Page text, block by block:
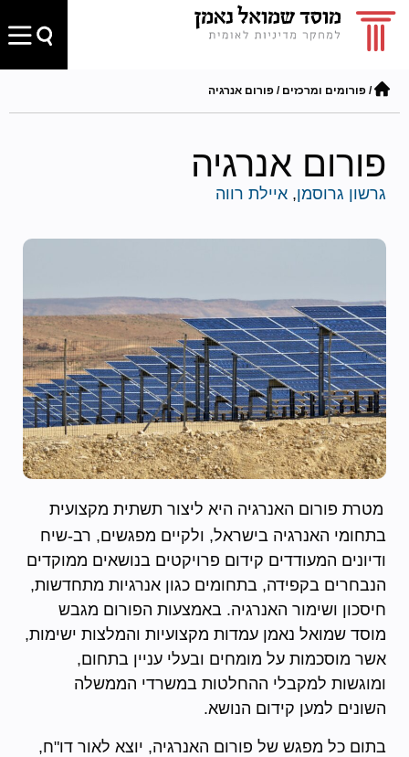
/ פורומים ומרכזים / פורום אנרגיה
פורום אנרגיה
גרשון גרוסמן, איילת רווה
מטרת פורום האנרגיה היא ליצור תשתית מקצועית
בתחומי האנרגיה בישראל, ולקיים מפגשים, רב-שיח
ודיונים המעודדים קידום פרויקטים בנושאים ממוקדים
הנבחרים בקפידה, בתחומים כגון אנרגיות מתחדשות,
חיסכון ושימור האנרגיה. באמצעות הפורום מגבש
מוסד שמואל נאמן עמדות מקצועיות והמלצות ישימות,
אשר מוסכמות על מומחים ובעלי עניין בתחום,
ומוגשות למקבלי ההחלטות במשרדי הממשלה
השונים למען קידום הנושא.
בתום כל מפגש של פורום האנרגיה, יוצא לאור דו"ח,